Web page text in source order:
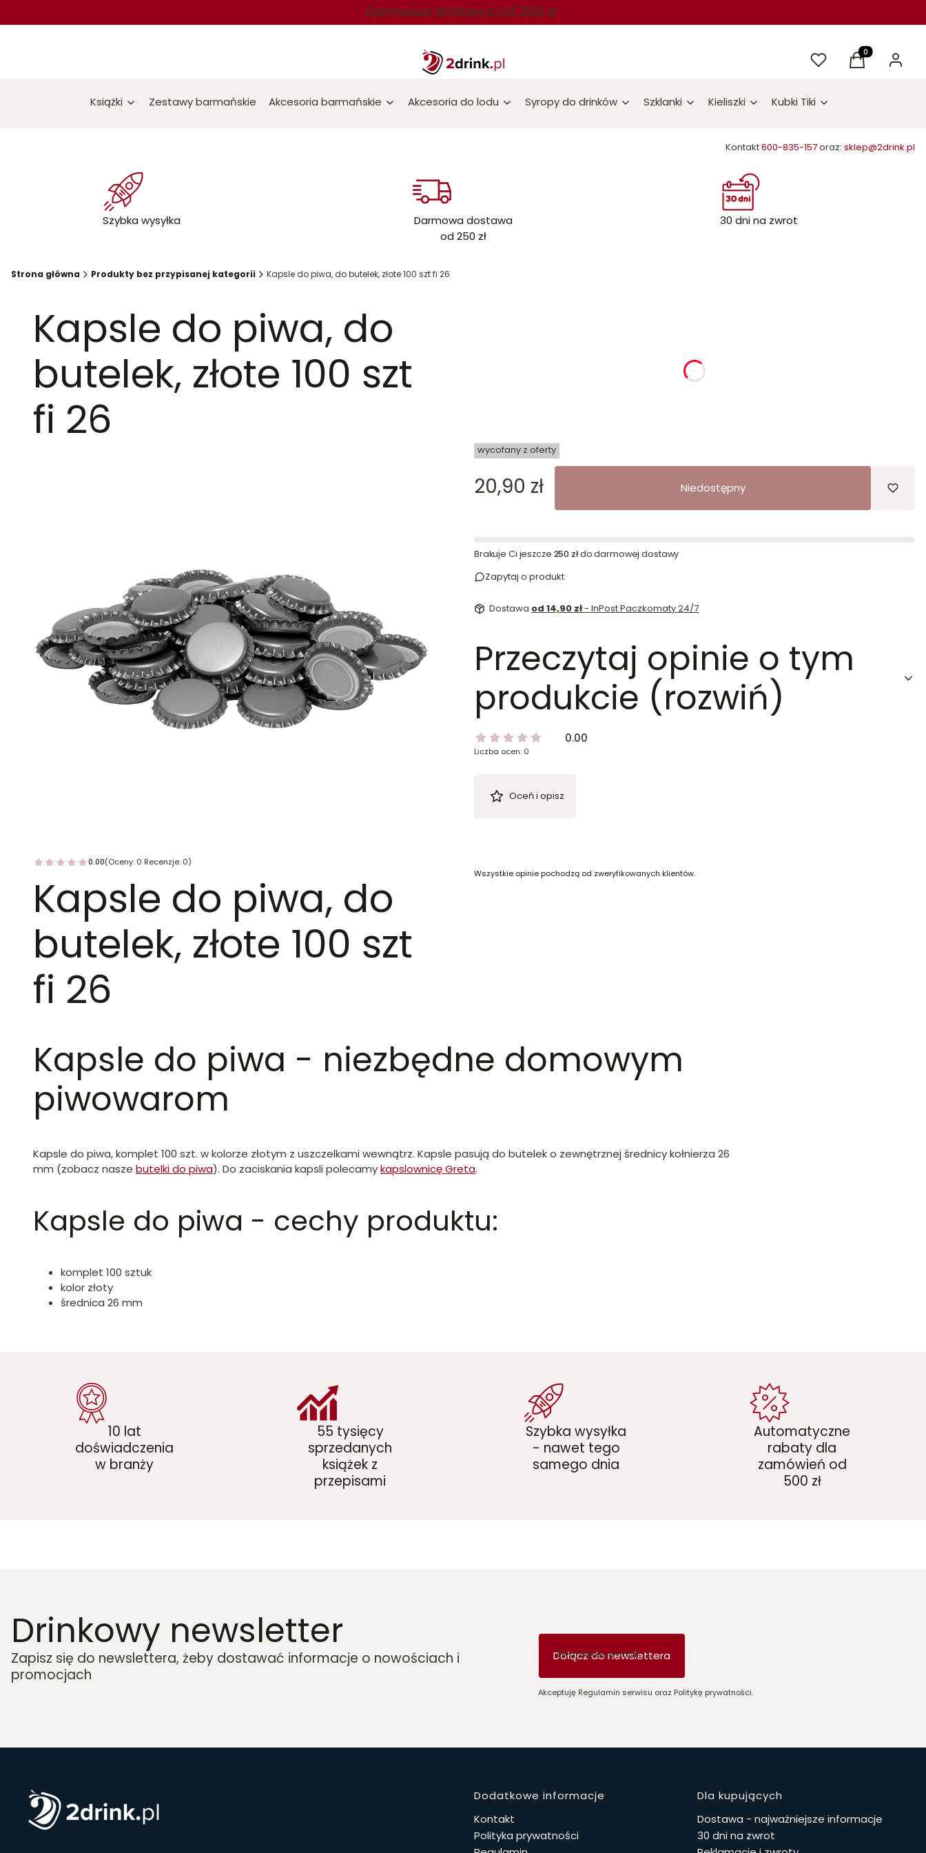
Darmowa dostawa od 250 zł
UlubioneProdukty w
Koszyk Zaloguj
Książki Zestawy barmańskie Akcesoria barmańskie Akcesoria do lodu Syropy do drinków Szklanki Kieliszki Kubki Tiki
Kontakt600-835-157oraz: sklep@2drink.pl
Szybka wysyłka
Darmowa dostawa
od 250 zł
30 dni na zwrot
Strona główna Produkty bez przypisanej kategorii Kapsle do piwa, do butelek, złote 100 szt fi 26
Kapsle do piwa, do
butelek, złote 100 szt
fi 26
0.00(Oceny: 0 Recenzje: 0)
Kapsle do piwa, do
butelek, złote 100 szt
fi 26
godziny
wycofany z oferty
Cena
20,90 zł Niedostępny
Brakuje Ci jeszcze 250 złdo darmowej dostawy
Zapytaj o produkt
Dostawa od 14,90 zł- InPost Paczkomaty 24/7
Przeczytaj opinie o tym
produkcie (rozwiń)
0.00
Liczba ocen: 0
Oceń i opisz
Wszystkie opinie pochodzą od zweryfikowanych klientów.
Kapsle do piwa - niezbędne domowym
piwowarom
Kapsle do piwa, komplet 100 szt. w kolorze złotym z uszczelkami wewnątrz. Kapsle pasują do butelek o zewnętrznej średnicy kołnierza 26
mm (zobacz nasze butelki do piwa). Do zaciskania kapsli polecamykapslownicę Greta.
Kapsle do piwa - cechy produktu:
komplet 100 sztuk
kolor złoty
średnica 26 mm
10 lat
doświadczenia
w branży
55 tysięcy
sprzedanych
książek z
przepisami
Szybka wysyłka
- nawet tego
samego dnia
Automatyczne
rabaty dla
zamówień od
500 zł
Drinkowy newsletter
Zapisz się do newslettera, żeby dostawać informacje o nowościach i
promocjach
Twój adres e-mail
Dołącz do newslettera
Akceptuję Regulamin serwisu oraz Politykę prywatności.
Linki w stopce
Dodatkowe informacje
Kontakt
Polityka prywatności
Dla kupujących
Dostawa - najważniejsze informacje
30 dni na zwrot